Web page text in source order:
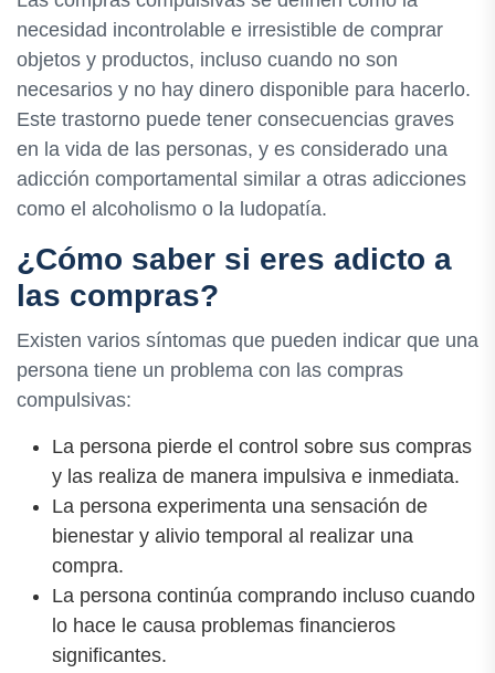
necesidad incontrolable e irresistible de comprar
objetos y productos, incluso cuando no son
necesarios y no hay dinero disponible para hacerlo.
Este trastorno puede tener consecuencias graves
en la vida de las personas, y es considerado una
adicción comportamental similar a otras adicciones
como el alcoholismo o la ludopatía.
¿Cómo saber si eres adicto a
las compras?
Existen varios síntomas que pueden indicar que una
persona tiene un problema con las compras
compulsivas:
La persona pierde el control sobre sus compras
y las realiza de manera impulsiva e inmediata.
La persona experimenta una sensación de
bienestar y alivio temporal al realizar una
compra.
La persona continúa comprando incluso cuando
lo hace le causa problemas financieros
significantes.